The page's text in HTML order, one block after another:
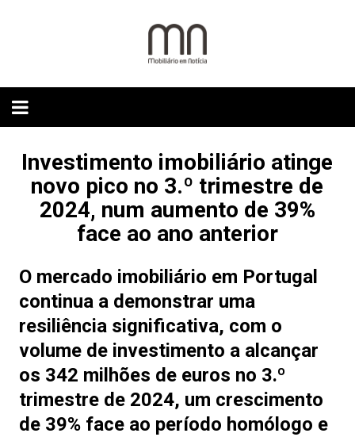
Investimento imobiliário atinge
novo pico no 3.º trimestre de
2024, num aumento de 39%
face ao ano anterior
O mercado imobiliário em Portugal
continua a demonstrar uma
resiliência significativa, com o
volume de investimento a alcançar
os 342 milhões de euros no 3.º
trimestre de 2024, um crescimento
de 39% face ao período homólogo e